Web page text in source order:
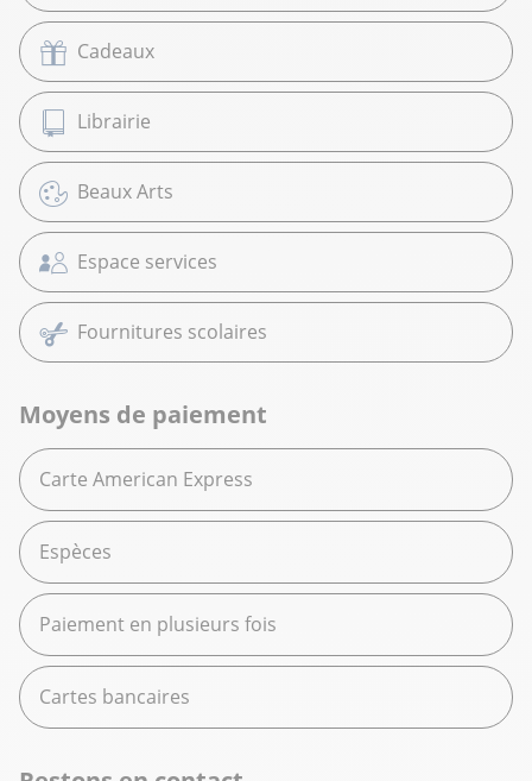
Cadeaux
Librairie
Beaux Arts
Espace services
Fournitures scolaires
Moyens de paiement
Carte American Express
Espèces
Paiement en plusieurs fois
Cartes bancaires